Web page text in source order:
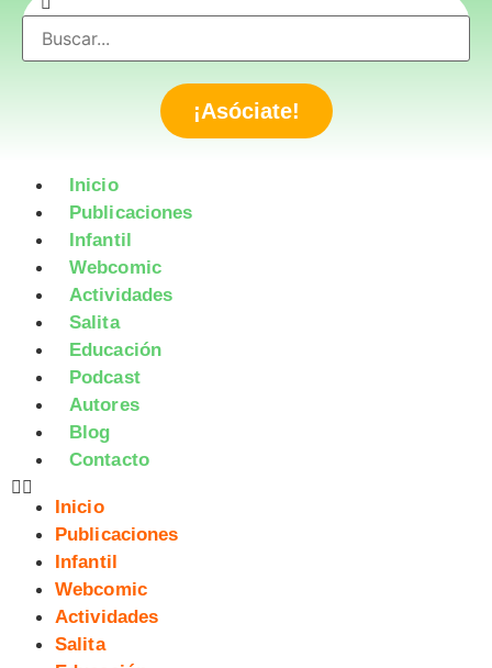
¡Asóciate!
Inicio
Publicaciones
Infantil
Webcomic
Actividades
Salita
Educación
Podcast
Autores
Blog
Contacto
Inicio
Publicaciones
Infantil
Webcomic
Actividades
Salita